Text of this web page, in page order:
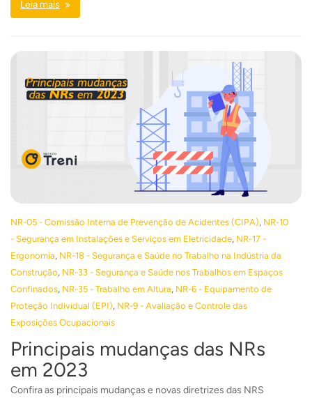
Leia mais
NR-05 - Comissão Interna de Prevenção de Acidentes (CIPA), NR-10
- Segurança em Instalações e Serviços em Eletricidade, NR-17 -
Ergonomia, NR-18 - Segurança e Saúde no Trabalho na Indústria da
Construção, NR-33 - Segurança e Saúde nos Trabalhos em Espaços
Confinados, NR-35 - Trabalho em Altura, NR-6 - Equipamento de
Proteção Individual (EPI), NR-9 - Avaliação e Controle das
Exposições Ocupacionais
Principais mudanças das NRs
em 2023
Confira as principais mudanças e novas diretrizes das NRS